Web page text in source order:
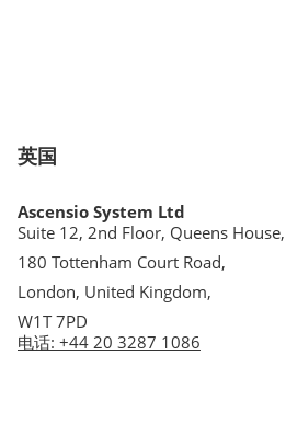
英国
Ascensio System Ltd
Suite 12, 2nd Floor, Queens House,
180 Tottenham Court Road,
London, United Kingdom,
W1T 7PD
电话: +44 20 3287 1086